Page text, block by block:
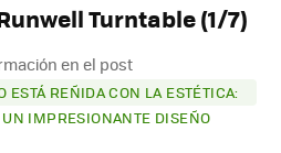
Turntable (1/7)
en el post
ESTÁ REÑIDA CON LA ESTÉTICA:
UN IMPRESIONANTE DISEÑO